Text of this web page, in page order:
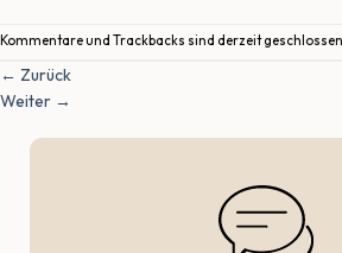
Kommentare und Trackbacks sind derzeit
← Zurück
Weiter →